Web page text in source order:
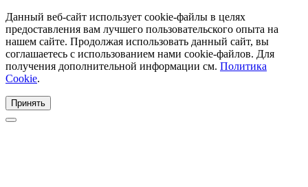
Данный веб-сайт использует cookie-файлы в целях
предоставления вам лучшего пользовательского опыта на
нашем сайте. Продолжая использовать данный сайт, вы
соглашаетесь с использованием нами cookie-файлов. Для
получения дополнительной информации см. Политика
Cookie.
Принять